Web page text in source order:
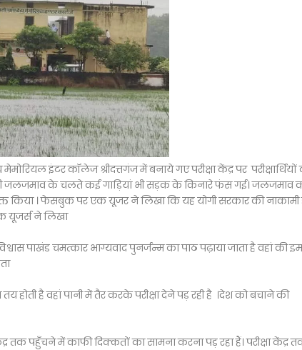
इंटर कॉलेज श्रीदत्तगंज में बनाये गए परीक्षा केंद्र पर परीक्षार्थियों
जलजमाव के चलते कई गाड़ियां भी सड़क के किनारे फंस गई। जलजमाव
किया । फेसबुक पर एक यूजर ने लिखा कि यह योगी सरकार की नाकामी
यूजर्स ने लिखा
पाखंड चमत्कार भाग्यवाद पुनर्जन्म का पाठ पढ़ाया जाता है वहां की
होती है वहां पानी में तैर करके परीक्षा देने पड़ रही है ।देश को बचाने की
तक पहुँचने में काफी दिक्कतों का सामना करना पड़ रहा हैं। परीक्षा केंद्र